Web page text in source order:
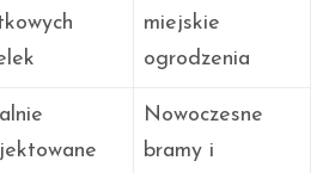
miejskie
ogrodzenia
Nowoczesne
bramy i